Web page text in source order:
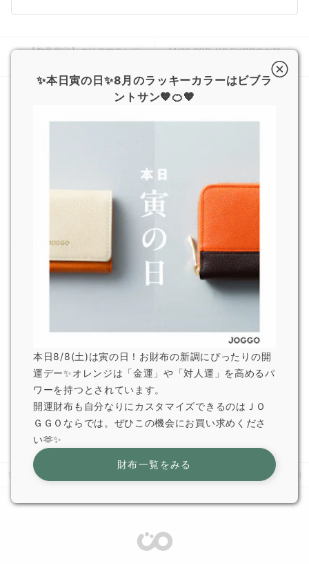
【数量限定】クリスマスレザ
11/16 POP-UP SHOPのお知
らせ
おすすめ記事
8月の営業日および超特急便停止期間のお知らせ
2026.7.29
JOGGO 広報
2026.7.29
一部オプション商品販売終了のお知らせ
2026.6.5
JOGGO 広報
ホーム 【キャンペーン】Paidyをご利用で20%(最大2,000
✨本日寅の日✨8月のラッキーカラーはビブラ
ントサン🧡🍊🧡
本日8/8(土)は寅の日！お財布の新調にぴったりの開
運デー✨オレンジは「金運」や「対人運」を高めるパ
ワーを持つとされています。
開運財布も自分なりにカスタマイズできるのはＪＯ
ＧＧＯならでは。ぜひこの機会にお買い求めくださ
い🫶✨
財布一覧をみる